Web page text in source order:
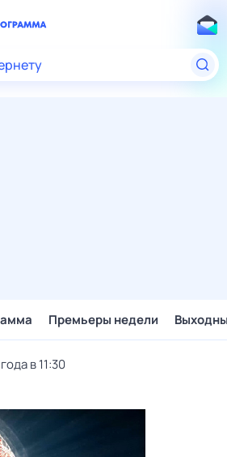
Премьеры недели
в 11:30